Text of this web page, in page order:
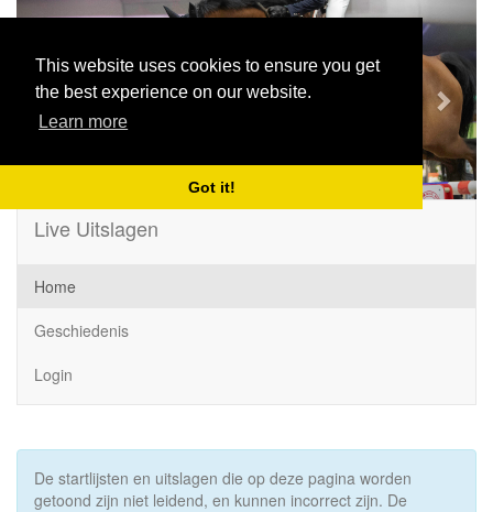
This website uses cookies to ensure you get
the best experience on our website.
Learn more
Got it!
Previous Next
Live Uitslagen
Home
Geschiedenis
Login
De startlijsten en uitslagen die op deze pagina worden
getoond zijn niet leidend, en kunnen incorrect zijn. De